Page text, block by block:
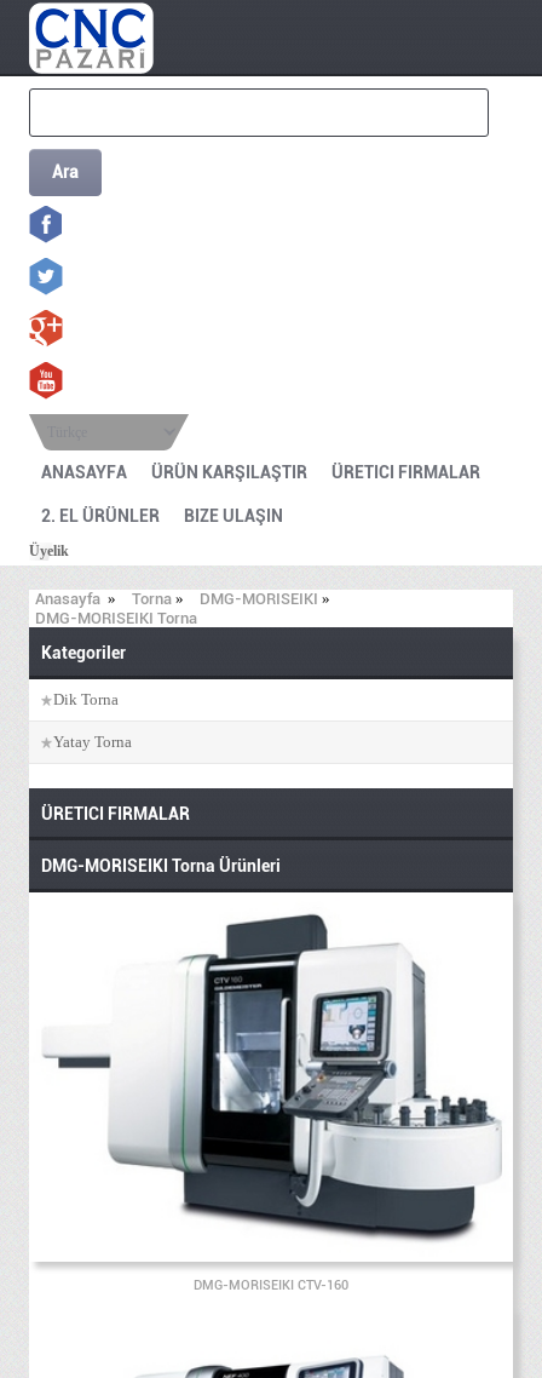
Ara
ANASAYFA ÜRÜN KARŞILAŞTIR ÜRETICI FIRMALAR
2. EL ÜRÜNLER BIZE ULAŞIN
Üyelik
Anasayfa » Torna » DMG-MORISEIKI »
DMG-MORISEIKI Torna
Kategoriler
Dik Torna
Yatay Torna
ÜRETICI FIRMALAR
DMG-MORISEIKI Torna Ürünleri
DMG-MORISEIKI CTV-160